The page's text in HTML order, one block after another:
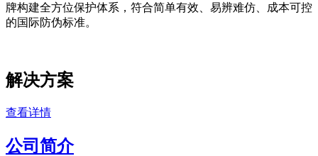
牌构建全方位保护体系，符合简单有效、易辨难仿、成本可控
的国际防伪标准。
解决方案
查看详情
公司简介